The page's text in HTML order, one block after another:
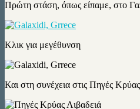
Πρώτη στάση, όπως είπαμε, στο
Κλικ για μεγέθυνση
Και στη συνέχεια στις Πηγές